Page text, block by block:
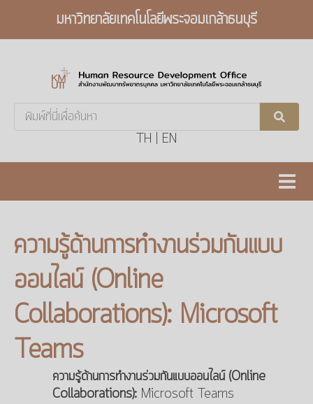
มหาวิทยาลัยเทคโนโลยีพระจอมเกล้าธนบุรี
Search
TH EN
ความรู้ด้านการทำงานร่วมกันแบบ
ออนไลน์ (Online
Collaborations): Microsoft
Teams
ความรู้ด้านการทำงานร่วมกันแบบออนไลน์ (Online
Collaborations): Microsoft Teams